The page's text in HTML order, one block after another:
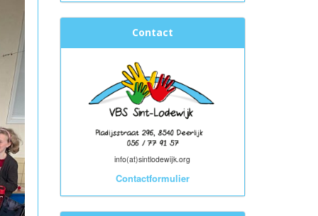
Contact
info(at)sintlodewijk.org
Contactformulier